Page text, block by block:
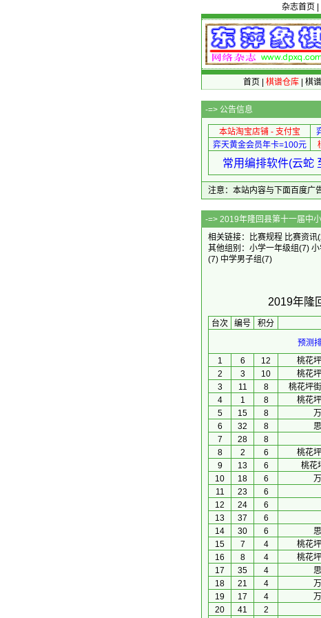
杂志首页
首页 棋谱仓库| 棋
-=> 公告信息
本站淘宝店铺 - 支付宝
弈天黄金会员年卡=100元
常用编排软件(云蛇
注意：本站内容与下面百度广
-=> 2019年隆回县第十
相关链接：
比赛规程 比赛资讯
其他组别： 小学一年级组(7) 小
(7) 中学男子组(7)
2019年隆
台次 编号 积分
预测
1
6 12 桃花
2
3 10 桃花
3
11 8 桃花坪
4
1 8 桃花
5
15 8
6
32 8
7
28 8
8
2 6 桃花
9
13 6 桃花
10
18 6
11
23 6
12
24 6
13
37 6
14
30 6
15
7 4 桃花
16
8 4 桃花
17
35 4
18
21 4
19
17 4
20
41 2